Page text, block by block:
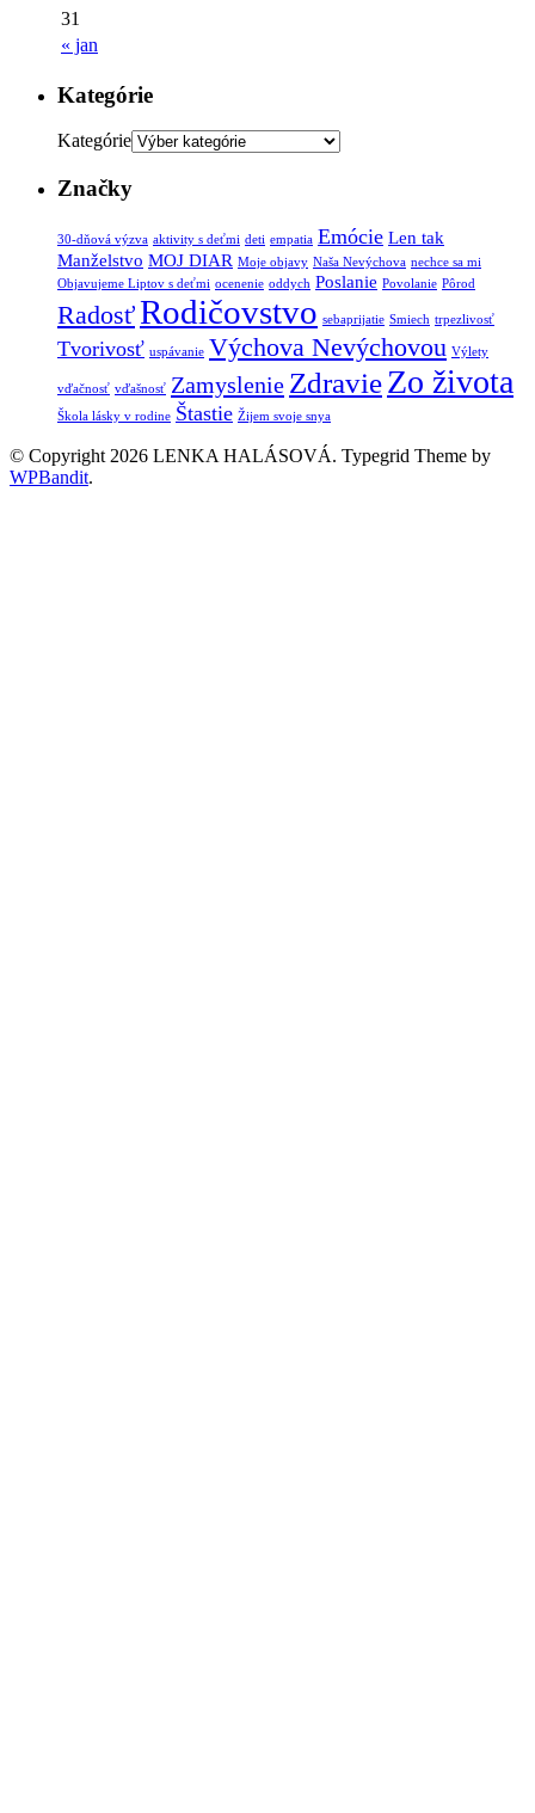
« jan
31
Kategórie
Kategórie
Značky
30-dňová výzva aktivity s deťmi deti empatia Emócie Len tak
Manželstvo MOJ DIAR Moje objavy Naša Nevýchova nechce sa mi
Objavujeme Liptov s deťmi ocenenie oddych Poslanie Povolanie Pôrod
RadosťRodičovstvo sebaprijatie Smiech trpezlivosť
Tvorivosť uspávanie Výchova Nevýchovou Výlety
vďačnosť vďašnosť Zamyslenie ZdravieZo života
Škola lásky v rodine Štastie Žijem svoje snya
© Copyright 2026 LENKA HALÁSOVÁ. Typegrid Theme by
WPBandit.